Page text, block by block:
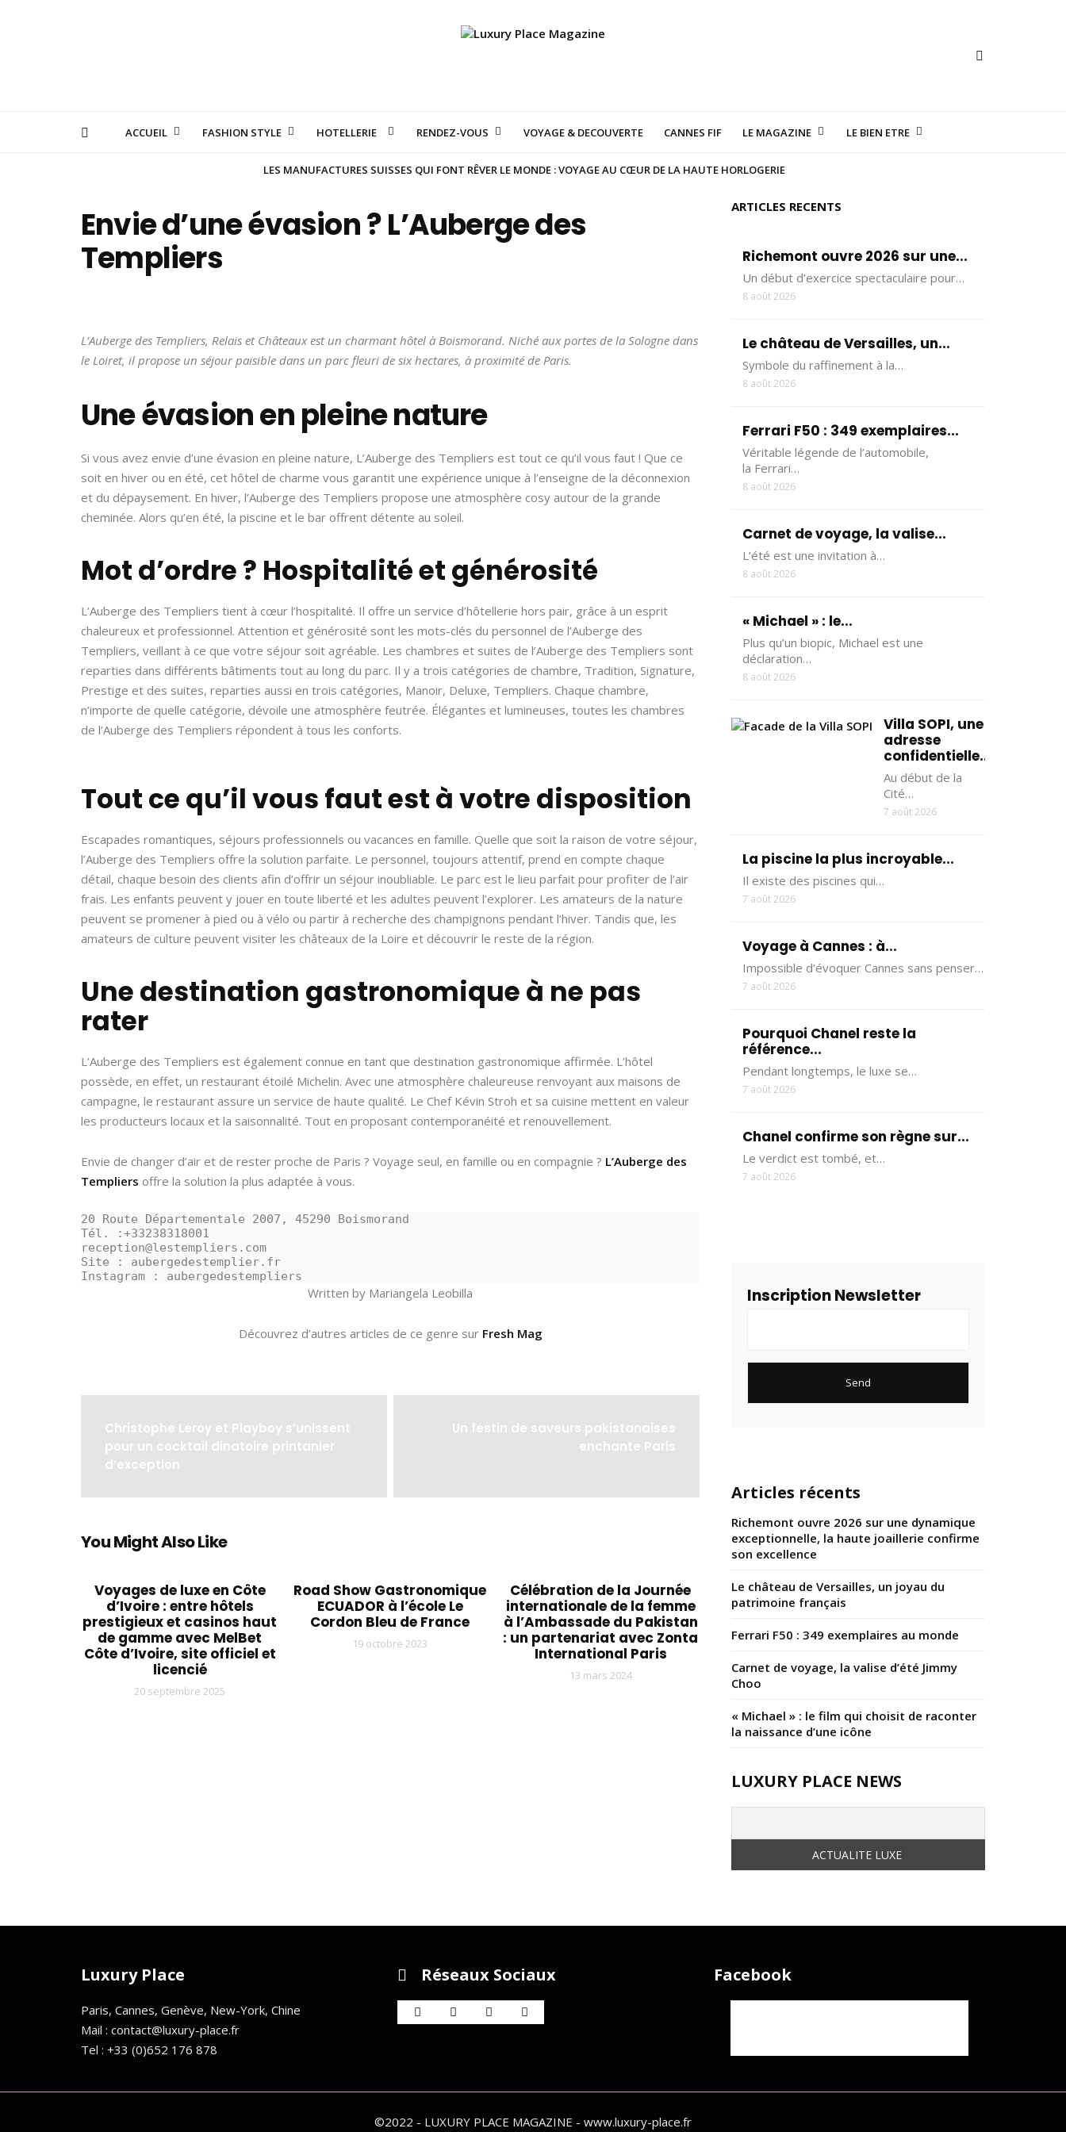
ACCUEIL FASHION STYLE HOTELLERIE RENDEZ-VOUS VOYAGE & DECOUVERTE CANNES FIF LE MAGAZINE LE BIEN ETRE
LES MANUFACTURES SUISSES QUI FONT RÊVER LE MONDE : VOYAGE AU CŒUR DE LA HAUTE HORLOGERIE
Envie d’une évasion ? L’Auberge des
Templiers
L’Auberge des Templiers, Relais et Châteaux est un charmant hôtel à Boismorand. Niché aux portes de la Sologne dans
le Loiret, il propose un séjour paisible dans un parc fleuri de six hectares, à proximité de Paris.
Une évasion en pleine nature
Si vous avez envie d’une évasion en pleine nature, L’Auberge des Templiers est tout ce qu’il vous faut ! Que ce
soit en hiver ou en été, cet hôtel de charme vous garantit une expérience unique à l’enseigne de la déconnexion
et du dépaysement. En hiver, l’Auberge des Templiers propose une atmosphère cosy autour de la grande
cheminée. Alors qu’en été, la piscine et le bar offrent détente au soleil.
Mot d’ordre ? Hospitalité et générosité
L’Auberge des Templiers tient à cœur l’hospitalité. Il offre un service d’hôtellerie hors pair, grâce à un esprit
chaleureux et professionnel. Attention et générosité sont les mots-clés du personnel de l’Auberge des
Templiers, veillant à ce que votre séjour soit agréable. Les chambres et suites de l’Auberge des Templiers sont
reparties dans différents bâtiments tout au long du parc. Il y a trois catégories de chambre, Tradition, Signature,
Prestige et des suites, reparties aussi en trois catégories, Manoir, Deluxe, Templiers. Chaque chambre,
n’importe de quelle catégorie, dévoile une atmosphère feutrée. Élégantes et lumineuses, toutes les chambres
de l’Auberge des Templiers répondent à tous les conforts.
Tout ce qu’il vous faut est à votre disposition
Escapades romantiques, séjours professionnels ou vacances en famille. Quelle que soit la raison de votre séjour,
l’Auberge des Templiers offre la solution parfaite. Le personnel, toujours attentif, prend en compte chaque
détail, chaque besoin des clients afin d’offrir un séjour inoubliable. Le parc est le lieu parfait pour profiter de l’air
frais. Les enfants peuvent y jouer en toute liberté et les adultes peuvent l’explorer. Les amateurs de la nature
peuvent se promener à pied ou à vélo ou partir à recherche des champignons pendant l’hiver. Tandis que, les
amateurs de culture peuvent visiter les châteaux de la Loire et découvrir le reste de la région.
Une destination gastronomique à ne pas
rater
L’Auberge des Templiers est également connue en tant que destination gastronomique affirmée. L’hôtel
possède, en effet, un restaurant étoilé Michelin. Avec une atmosphère chaleureuse renvoyant aux maisons de
campagne, le restaurant assure un service de haute qualité. Le Chef Kévin Stroh et sa cuisine mettent en valeur
les producteurs locaux et la saisonnalité. Tout en proposant contemporanéité et renouvellement.
Envie de changer d’air et de rester proche de Paris ? Voyage seul, en famille ou en compagnie ? L’Auberge des
Templiers offre la solution la plus adaptée à vous.
20 Route Départementale 2007, 45290 Boismorand
Tél. :+33238318001
reception@lestempliers.com
Site : aubergedestemplier.fr
Instagram : aubergedestempliers
Written by Mariangela Leobilla
Découvrez d’autres articles de ce genre sur Fresh Mag
Christophe Leroy et Playboy s’unissent
pour un cocktail dinatoire printanier
d’exception
Un festin de saveurs pakistanaises
enchante Paris
You Might Also Like
Voyages de luxe en Côte
d’Ivoire : entre hôtels
prestigieux et casinos haut
de gamme avec MelBet
Côte d’Ivoire, site officiel et
licencié
20 septembre 2025
Road Show Gastronomique
ECUADOR à l’école Le
Cordon Bleu de France
19 octobre 2023
Célébration de la Journée
internationale de la femme
à l’Ambassade du Pakistan
: un partenariat avec Zonta
International Paris
13 mars 2024
ARTICLES RECENTS
Richemont ouvre 2026 sur une...
Un début d’exercice spectaculaire pour…
8 août 2026
Le château de Versailles, un...
Symbole du raffinement à la…
8 août 2026
Ferrari F50 : 349 exemplaires...
Véritable légende de l’automobile,
la Ferrari…
8 août 2026
Carnet de voyage, la valise...
L’été est une invitation à…
8 août 2026
« Michael » : le...
Plus qu’un biopic, Michael est une
déclaration…
8 août 2026
Villa SOPI, une
adresse
confidentielle...
Au début de la
Cité…
7 août 2026
La piscine la plus incroyable...
Il existe des piscines qui…
7 août 2026
Voyage à Cannes : à...
Impossible d’évoquer Cannes sans penser…
7 août 2026
Pourquoi Chanel reste la
référence...
Pendant longtemps, le luxe se…
7 août 2026
Chanel confirme son règne sur...
Le verdict est tombé, et…
7 août 2026
Inscription Newsletter
Articles récents
Richemont ouvre 2026 sur une dynamique
exceptionnelle, la haute joaillerie confirme
son excellence
Le château de Versailles, un joyau du
patrimoine français
Ferrari F50 : 349 exemplaires au monde
Carnet de voyage, la valise d’été Jimmy
Choo
« Michael » : le film qui choisit de raconter
la naissance d’une icône
LUXURY PLACE NEWS
Luxury Place
Paris, Cannes, Genève, New-York, Chine
Mail : contact@luxury-place.fr
Tel : +33 (0)652 176 878
Réseaux Sociaux Facebook
©2022 - LUXURY PLACE MAGAZINE - www.luxury-place.fr